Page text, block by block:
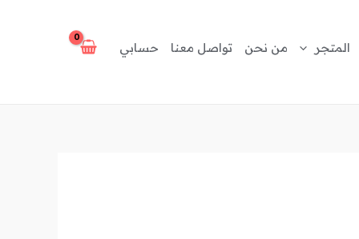
المتجر من نحن تواصل معنا حسابي